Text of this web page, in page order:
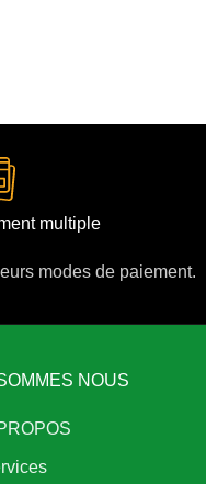
multiple
modes de paiement.
NOUS